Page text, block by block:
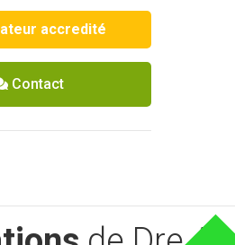
accredité
Contact